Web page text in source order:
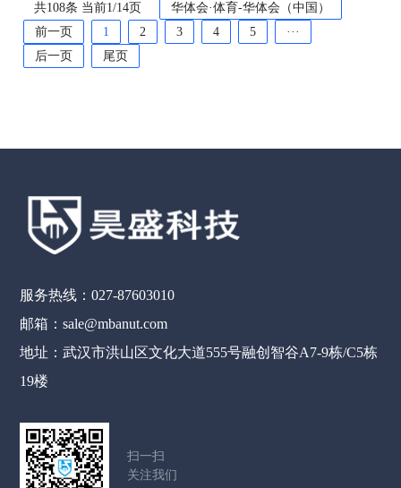
共108条 当前1/14页
华体会·体育-华体会（中国）
前一页
1 2 3 4 5
···
后一页
尾页
服务热线：027-87603010
邮箱：sale@mbanut.com
地址：武汉市洪山区文化大道555号融创智谷A7-9栋/C5栋
19楼
扫一扫
关注我们